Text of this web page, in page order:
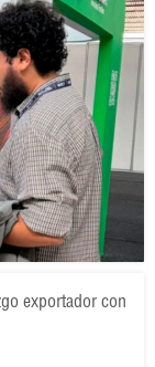
exportador con